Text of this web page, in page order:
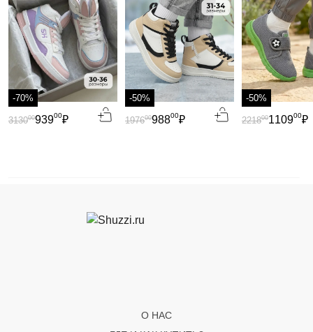
-70%
93900₽
313000
-50%
98800₽
197600
-50%
110900₽
221800
О НАС